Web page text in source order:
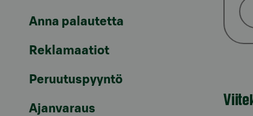
Anna palautetta
Reklamaatiot
Peruutuspyyntö
Ajanvaraus